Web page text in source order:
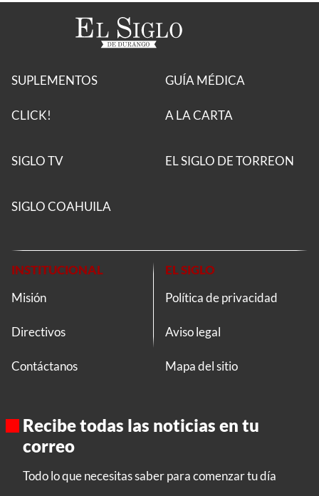
SUPLEMENTOS
CLICK!
GUÍA MÉDICA
A LA CARTA
SIGLO TV EL SIGLO DE TORREON
SIGLO COAHUILA
INSTITUCIONAL
Misión
Directivos
Contáctanos
EL SIGLO
Política de privacidad
Aviso legal
Mapa del sitio
Recibe todas las noticias en tu
correo
Todo lo que necesitas saber para comenzar tu día